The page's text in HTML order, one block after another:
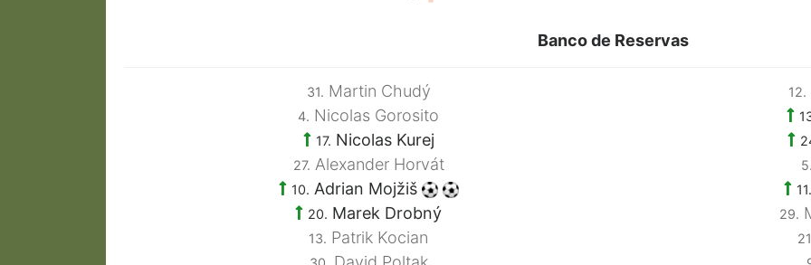
Banco de Reservas
31. Martin Chudý
4. Nicolas Gorosito
17. Nicolas Kurej
27. Alexander Horvát
10. Adrian Mojžiš
20. Marek Drobný
13. Patrik Kocian
12.
11.
29.